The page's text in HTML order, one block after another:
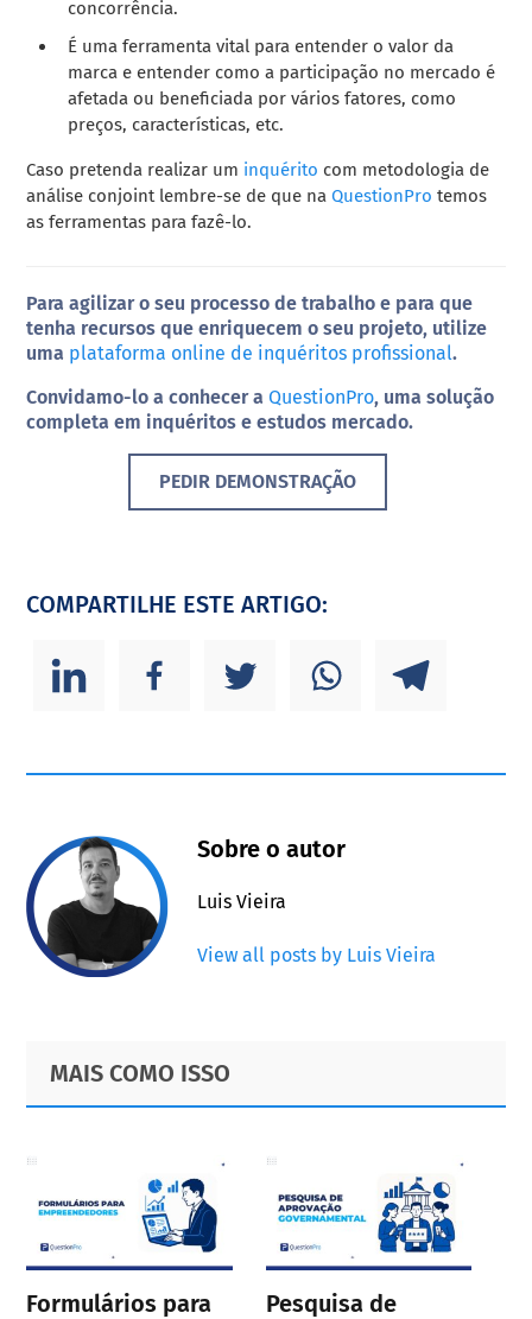
concorrência.
É uma ferramenta vital para entender o valor da
marca e entender como a participação no mercado é
afetada ou beneficiada por vários fatores, como
preços, características, etc.
Caso pretenda realizar um inquérito com metodologia de
análise conjoint lembre-se de que naQuestionPro temos
as ferramentas para fazê-lo.
Para agilizar o seu processo de trabalho e para que
tenha recursos que enriquecem o seu projeto, utilize
uma plataforma online de inquéritos profissional.
Convidamo-lo a conhecer aQuestionPro, uma solução
completa em inquéritos e estudos mercado.
PEDIR DEMONSTRAÇÃO
COMPARTILHE ESTE ARTIGO:
Sobre o autor
Luis Vieira
View all posts by Luis Vieira
Primary
Sidebar
Footer
MAIS COMO ISSO
Formulários para
Pesquisa de